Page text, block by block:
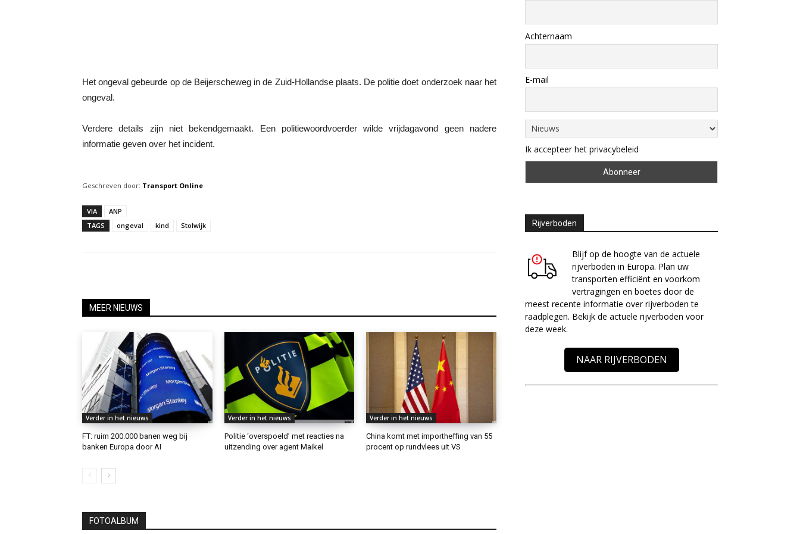
Het ongeval gebeurde op de Beijerscheweg in de Zuid-Hollandse plaats. De politie doet onderzoek naar het
ongeval.
Verdere details zijn niet bekendgemaakt. Een politiewoordvoerder wilde vrijdagavond geen nadere
informatie geven over het incident.
Geschreven door: Transport Online
VIA
ANP
TAGS
ongeval kind Stolwijk
MEER NIEUWS
Verder in het nieuws
FT: ruim 200.000 banen weg bij
banken Europa door AI
Verder in het nieuws
Politie ‘overspoeld’ met reacties na
uitzending over agent Maikel
Verder in het nieuws
China komt met importheffing van 55
procent op rundvlees uit VS
FOTOALBUM
Achternaam
E-mail
Ik accepteer het privacybeleid
Rijverboden
Blijf op de hoogte van de actuele
rijverboden in Europa. Plan uw
transporten efficiënt en voorkom
vertragingen en boetes door de
meest recente informatie over rijverboden te
raadplegen. Bekijk de actuele rijverboden voor
deze week.
NAAR RIJVERBODEN